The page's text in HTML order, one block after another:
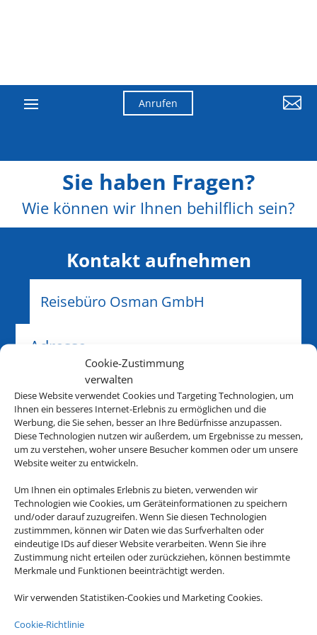
Cookie-Zustimmung
verwalten
Diese Website verwendet Cookies und Targeting Technologien, um
Ihnen ein besseres Internet-Erlebnis zu ermöglichen und die
Werbung, die Sie sehen, besser an Ihre Bedürfnisse anzupassen.
Diese Technologien nutzen wir außerdem, um Ergebnisse zu messen,
um zu verstehen, woher unsere Besucher kommen oder um unsere
Website weiter zu entwickeln.
Um Ihnen ein optimales Erlebnis zu bieten, verwenden wir
Technologien wie Cookies, um Geräteinformationen zu speichern
und/oder darauf zuzugreifen. Wenn Sie diesen Technologien
zustimmmen, können wir Daten wie das Surfverhalten oder
eindeutige IDs auf dieser Website verarbeiten. Wenn Sie ihre
Zustimmung nicht erteilen oder zurückziehen, können bestimmte
Merkmale und Funktionen beeinträchtigt werden.
Wir verwenden Statistiken-Cookies und Marketing Cookies.
Cookie-Richtlinie
Anrufen 
Sie haben Fragen?
Wie können wir Ihnen behilflich sein?
Kontakt aufnehmen
Reisebüro Osman GmbH
Adresse
Reisebüro Osman GmbH
Holzstrasse 1/1
D-74072 Heilbronn
Kontakt
07131 85052
rbosman@hotmail.de
Öffnungszeiten